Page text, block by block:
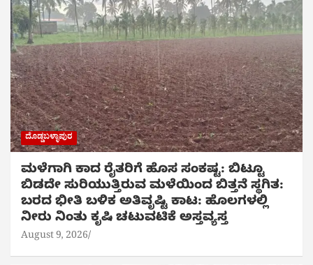
ದೊಡ್ಡಬಳ್ಳಾಪುರ
ಮಳೆಗಾಗಿ ಕಾದ ರೈತರಿಗೆ ಹೊಸ ಸಂಕಷ್ಟ: ಬಿಟ್ಟೂ
ಬಿಡದೇ ಸುರಿಯುತ್ತಿರುವ ಮಳೆಯಿಂದ ಬಿತ್ತನೆ ಸ್ಥಗಿತ:
ಬರದ ಭೀತಿ ಬಳಿಕ ಅತಿವೃಷ್ಟಿ ಕಾಟ: ಹೊಲಗಳಲ್ಲಿ
ನೀರು ನಿಂತು ಕೃಷಿ ಚಟುವಟಿಕೆ ಅಸ್ತವ್ಯಸ್ತ
August 9, 2026